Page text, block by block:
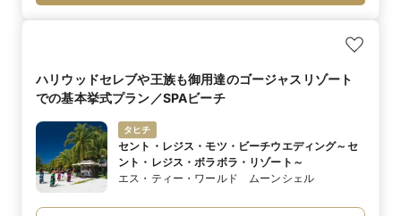
ハリウッドセレブや王族も御用達のゴージャスリゾート
での基本挙式プラン／SPAビーチ
タヒチ
セント・レジス・モツ・ビーチウエディング～セ
ント・レジス・ボラボラ・リゾート～
エス・ティー・ワールド ムーンシェル